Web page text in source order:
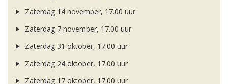
Zaterdag 14 november, 17.00 uur
Zaterdag 7 november, 17.00 uur
Zaterdag 31 oktober, 17.00 uur
Zaterdag 24 oktober, 17.00 uur
Zaterdag 17 oktober, 17.00 uur